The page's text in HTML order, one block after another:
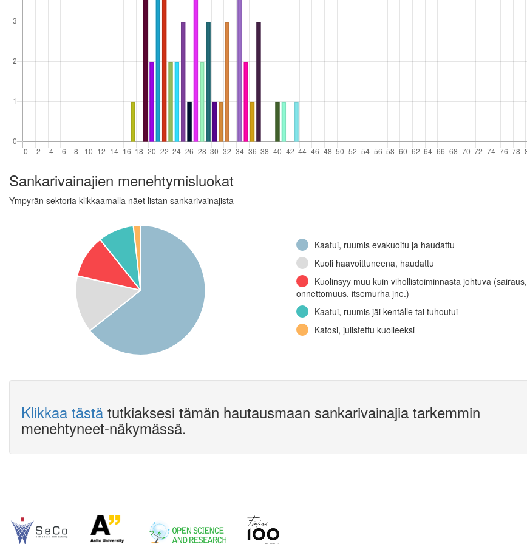
Jalkaväkirykmentti 10, 3. komppania (Jatkosota)
Muu
Sankarivainajien menehtymisluokat
Ympyrän sektoria klikkaamalla näet listan sankarivainajista
Kaatui, ruumis evakuoitu ja haudattu
Kuoli haavoittuneena, haudattu
Kuolinsyy muu kuin vihollistoiminnasta johtuva (sairaus,
onnettomuus, itsemurha jne.)
Kaatui, ruumis jäi kentälle tai tuhoutui
Katosi, julistettu kuolleeksi
Klikkaa tästä tutkiaksesi tämän hautausmaan sankarivainajia tarkemmin
menehtyneet-näkymässä.